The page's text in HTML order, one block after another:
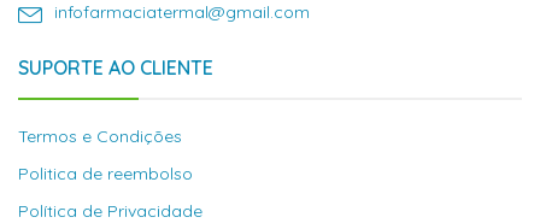
infofarmaciatermal@gmail.com
SUPORTE AO CLIENTE
Termos e Condições
Politica de reembolso
Política de Privacidade